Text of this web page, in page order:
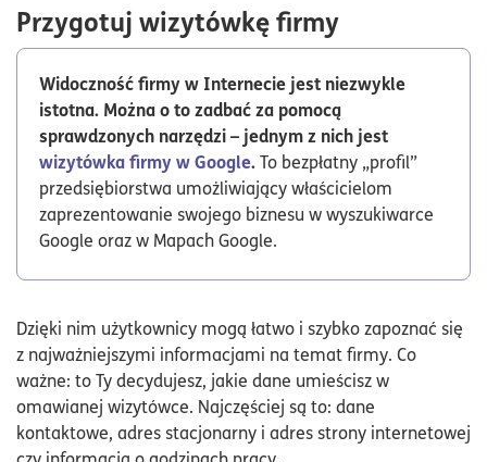
Przygotuj wizytówkę firmy
Widoczność firmy w Internecie jest niezwykle
istotna. Można o to zadbać za pomocą
sprawdzonych narzędzi – jednym z nich jest
wizytówka firmy w Google.To bezpłatny „profil”
przedsiębiorstwa umożliwiający właścicielom
zaprezentowanie swojego biznesu w wyszukiwarce
Google oraz w Mapach Google.
Dzięki nim użytkownicy mogą łatwo i szybko zapoznać się
z najważniejszymi informacjami na temat firmy. Co
ważne: to Ty decydujesz, jakie dane umieścisz w
omawianej wizytówce. Najczęściej są to: dane
kontaktowe, adres stacjonarny i adres strony internetowej